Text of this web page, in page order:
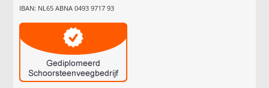
IBAN: NL65 ABNA 0493 9717 93